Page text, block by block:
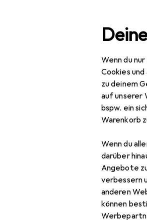
Wenn du
Cookies
zu deinem
auf unserer
bspw. ein
Warenkorb
Wenn du
darüber
Angebote
verbessern
anderen
können
Navigation nach Kategorien